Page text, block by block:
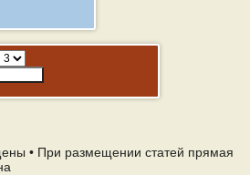
• При размещении статей прямая